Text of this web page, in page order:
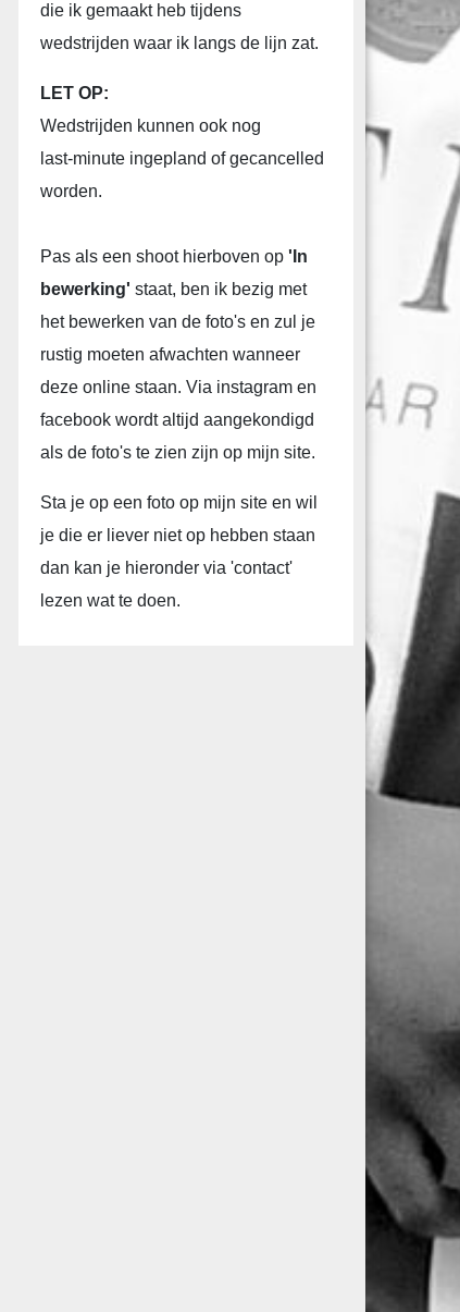
die ik gemaakt heb tijdens
wedstrijden waar ik langs de lijn zat.
LET OP:
Wedstrijden kunnen ook nog
last-minute ingepland of gecancelled
worden.
Pas als een shoot hierboven op 'In
bewerking' staat, ben ik bezig met
het bewerken van de foto's en zul je
rustig moeten afwachten wanneer
deze online staan. Via instagram en
facebook wordt altijd aangekondigd
als de foto's te zien zijn op mijn site.
Sta je op een foto op mijn site en wil
je die er liever niet op hebben staan
dan kan je hieronder via 'contact'
lezen wat te doen.